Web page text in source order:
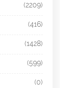
(2209)
(416)
(1428)
(599)
(0)